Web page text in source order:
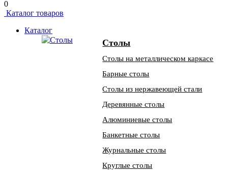
0
Каталог товаров
Каталог
Столы
Столы на металлическом каркасе
Барные столы
Столы из нержавеющей стали
Деревянные столы
Алюминиевые столы
Банкетные столы
Журнальные столы
Круглые столы